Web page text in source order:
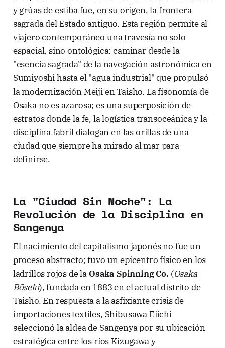
y grúas de estiba fue, en su origen, la frontera
sagrada del Estado antiguo. Esta región permite al
viajero contemporáneo una travesía no solo
espacial, sino ontológica: caminar desde la
"esencia sagrada" de la navegación astronómica en
Sumiyoshi hasta el "agua industrial" que propulsó
la modernización Meiji en Taisho. La fisonomía de
Osaka no es azarosa; es una superposición de
estratos donde la fe, la logística transoceánica y la
disciplina fabril dialogan en las orillas de una
ciudad que siempre ha mirado al mar para
definirse.
La "Ciudad Sin Noche": La
Revolución de la Disciplina en
Sangenya
El nacimiento del capitalismo japonés no fue un
proceso abstracto; tuvo un epicentro físico en los
ladrillos rojos de la Osaka Spinning Co. (Osaka
Bōseki), fundada en 1883 en el actual distrito de
Taisho. En respuesta a la asfixiante crisis de
importaciones textiles, Shibusawa Eiichi
seleccionó la aldea de Sangenya por su ubicación
estratégica entre los ríos Kizugawa y